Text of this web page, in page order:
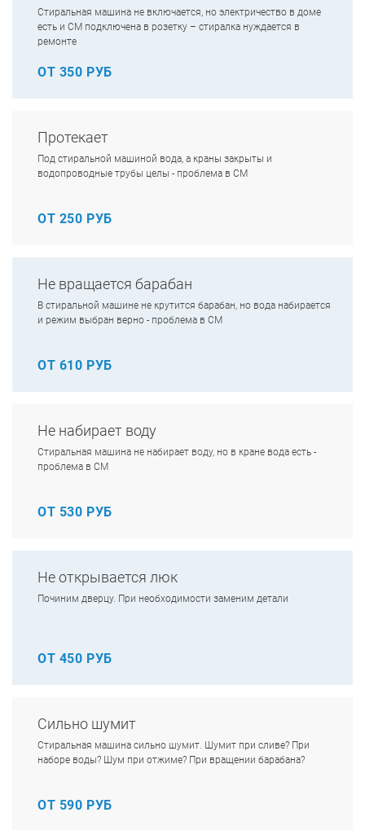
Стиральная машина не включается, но электричество в доме
есть и СМ подключена в розетку – стиралка нуждается в
ремонте
ОТ 350 РУБ
Протекает
Под стиральной машиной вода, а краны закрыты и
водопроводные трубы целы - проблема в СМ
ОТ 250 РУБ
Не вращается барабан
В стиральной машине не крутится барабан, но вода набирается
и режим выбран верно - проблема в СМ
ОТ 610 РУБ
Не набирает воду
Стиральная машина не набирает воду, но в кране вода есть -
проблема в СМ
ОТ 530 РУБ
Не открывается люк
Починим дверцу. При необходимости заменим детали
ОТ 450 РУБ
Сильно шумит
Стиральная машина сильно шумит. Шумит при сливе? При
наборе воды? Шум при отжиме? При вращении барабана?
ОТ 590 РУБ